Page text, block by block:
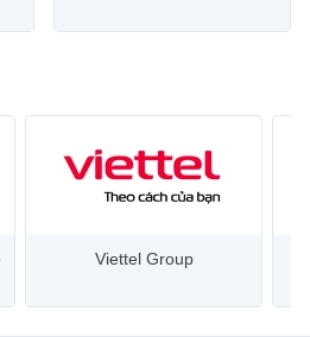
Khoa Học và Công Nghệ
khi phát hành lại thông tin từ
Viettel Group